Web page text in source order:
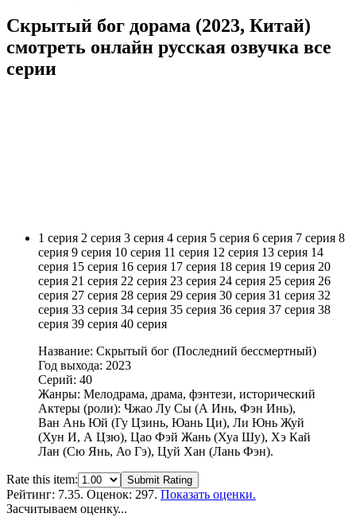
Скрытый бог дорама (2023, Китай)
смотреть онлайн русская озвучка все
серии
1 серия 2 серия 3 серия 4 серия 5 серия 6 серия 7 серия 8
серия 9 серия 10 серия 11 серия 12 серия 13 серия 14
серия 15 серия 16 серия 17 серия 18 серия 19 серия 20
серия 21 серия 22 серия 23 серия 24 серия 25 серия 26
серия 27 серия 28 серия 29 серия 30 серия 31 серия 32
серия 33 серия 34 серия 35 серия 36 серия 37 серия 38
серия 39 серия 40 серия
Название: Скрытый бог (Последний бессмертный)
Год выхода: 2023
Серий: 40
Жанры: Мелодрама, драма, фэнтези, исторический
Актеры (роли): Чжао Лу Сы (А Инь, Фэн Инь),
Ван Ань Юй (Гу Цзинь, Юань Ци), Ли Юнь Жуй
(Хун И, А Цзю), Цао Фэй Жань (Хуа Шу), Хэ Кай
Лан (Сю Янь, Ао Гэ), Цуй Хан (Лань Фэн).
Rate this item: Submit Rating
Рейтинг: 7.35. Оценок: 297. Показать оценки.
Засчитываем оценку...